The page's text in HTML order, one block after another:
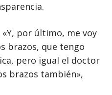
por último, me voy
brazos, que tengo
pero igual el doctor
brazos también»,